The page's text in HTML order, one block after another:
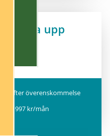
trappa upp
Efter överenskommelse
6 997 kr/mån